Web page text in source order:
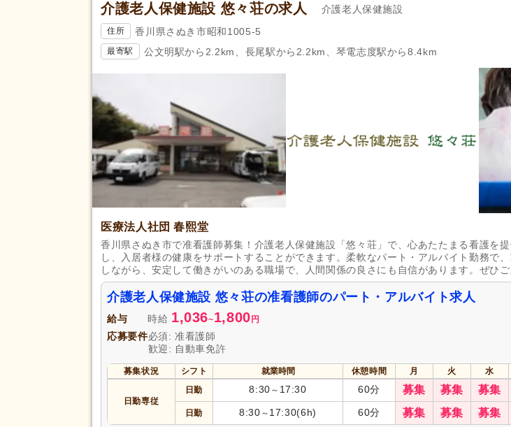
冬季休暇(1)
社会保険完備
資格手当
正社員登用あり(2) 副業可(1)
アクセス 駅近(3)
介護老人保健施設 悠々荘の求人 介護老人保健施設
住所 香川県さぬき市昭和1005-5
最寄駅 公文明駅から2.2km、長尾駅から2.2km、琴電志度駅から8.4km
医療法人社団 春熙堂
香川県さぬき市で准看護師募集！介護老人保健施設「悠々荘」で、心あたたまる看護を
し、入居者様の健康をサポートすることができます。柔軟なパート・アルバイト勤務で
しながら、安定して働きがいのある職場で、人間関係の良さにも自信があります。ぜひご
介護老人保健施設 悠々荘の准看護師のパート・アルバイト求人
給与 時給 1,036~1,800 円
応募要件必須: 准看護師
歓迎: 自動車免許
募集状況 シフト 就業時間 休憩時間 月 火 水
日勤専従
日勤 8:30 ～ 17:30 60分 募集 募集 募集
日勤 8:30 ～ 17:30(6h) 60分 募集 募集 募集